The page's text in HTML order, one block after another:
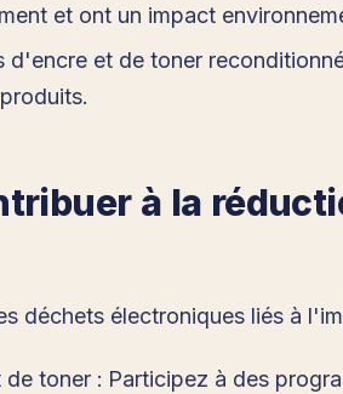
et ont un impact
et de toner
à la
déchets électroniques liés à
toner : Participez à des